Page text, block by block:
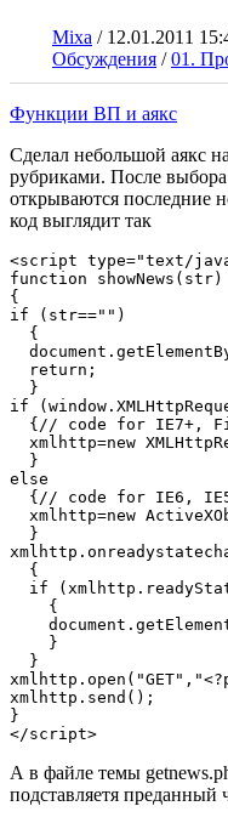
Mixa / 12.01.2011
Обсуждения /01.
Функции ВП и аякс
Сделал небольшой аякс
рубриками. После выбора
открываются последние
код выглядит так
<script type="text/
function showNews(str)
{
if (str=="")
  {
  return;
  }
if
{// code for IE7+,
xmlhttp=new
  }
else
{// code for IE6,
xmlhttp=new
  }
  {
if
    {
    }
  }
xmlhttp.send();
}
</script>
А в файле темы
подставляетя преданный